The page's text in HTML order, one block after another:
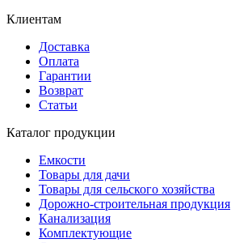
Клиентам
Доставка
Оплата
Гарантии
Возврат
Статьи
Каталог продукции
Емкости
Товары для дачи
Товары для сельского хозяйства
Дорожно-строительная продукция
Канализация
Комплектующие